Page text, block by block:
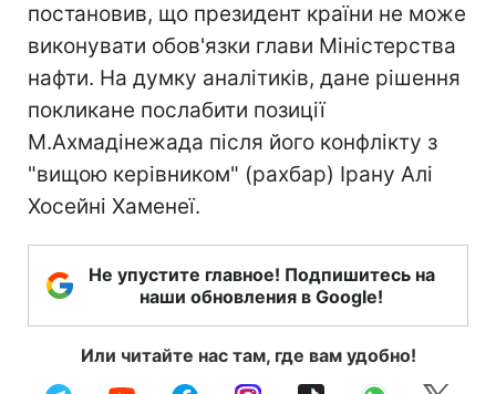
постановив, що президент країни не може
виконувати обов'язки глави Міністерства
нафти. На думку аналітиків, дане рішення
покликане послабити позиції
М.Ахмадінежада після його конфлікту з
"вищою керівником" (рахбар) Ірану Алі
Хосейні Хаменеї.
Не упустите главное! Подпишитесь на
наши обновления в Google!
Или читайте нас там, где вам удобно!